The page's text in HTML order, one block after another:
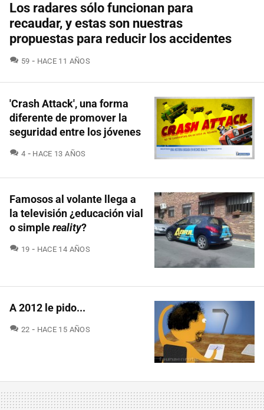
Los radares sólo funcionan para
recaudar, y estas son nuestras
propuestas para reducir los accidentes
59 COMENTARIOS
HACE 11 AÑOS
'Crash Attack', una forma
diferente de promover la
seguridad entre los jóvenes
4 COMENTARIOS
HACE 13 AÑOS
Famosos al volante llega a
la televisión ¿educación vial
o simplereality?
19 COMENTARIOS
HACE 14 AÑOS
A 2012 le pido...
22 COMENTARIOS
HACE 15 AÑOS